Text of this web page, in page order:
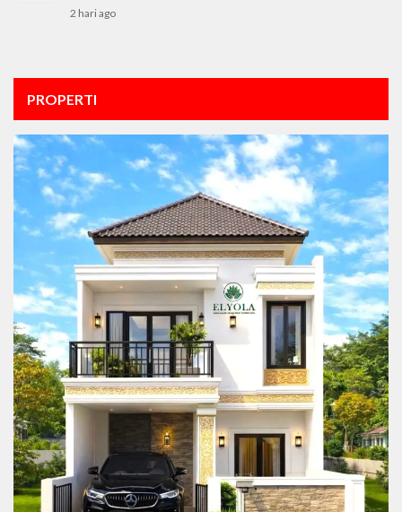
2 hari ago
PROPERTI